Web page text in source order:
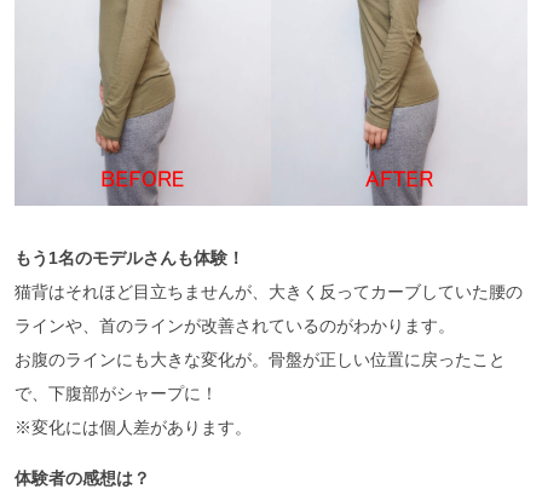
もう1名のモデルさんも体験！
猫背はそれほど目立ちませんが、大きく反ってカーブしていた腰の
ラインや、首のラインが改善されているのがわかります。
お腹のラインにも大きな変化が。骨盤が正しい位置に戻ったこと
で、下腹部がシャープに！
※変化には個人差があります。
体験者の感想は？